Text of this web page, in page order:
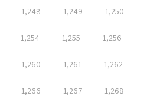
1,248 1,249 1,250
1,254 1,255 1,256
1,260 1,261 1,262
1,266 1,267 1,268